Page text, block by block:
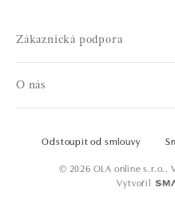
Zákaznická podpora
O nás
© 2026 OLA online s.r.o..
Vytvořil
Odstoupit od smlouvy